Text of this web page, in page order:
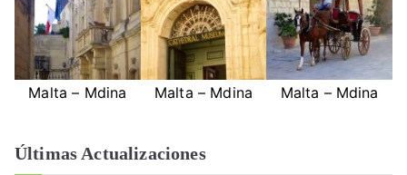
Malta – Mdina Malta – Mdina Malta – Mdina
Últimas Actualizaciones